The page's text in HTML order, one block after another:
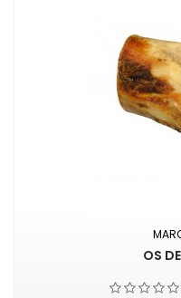
OS